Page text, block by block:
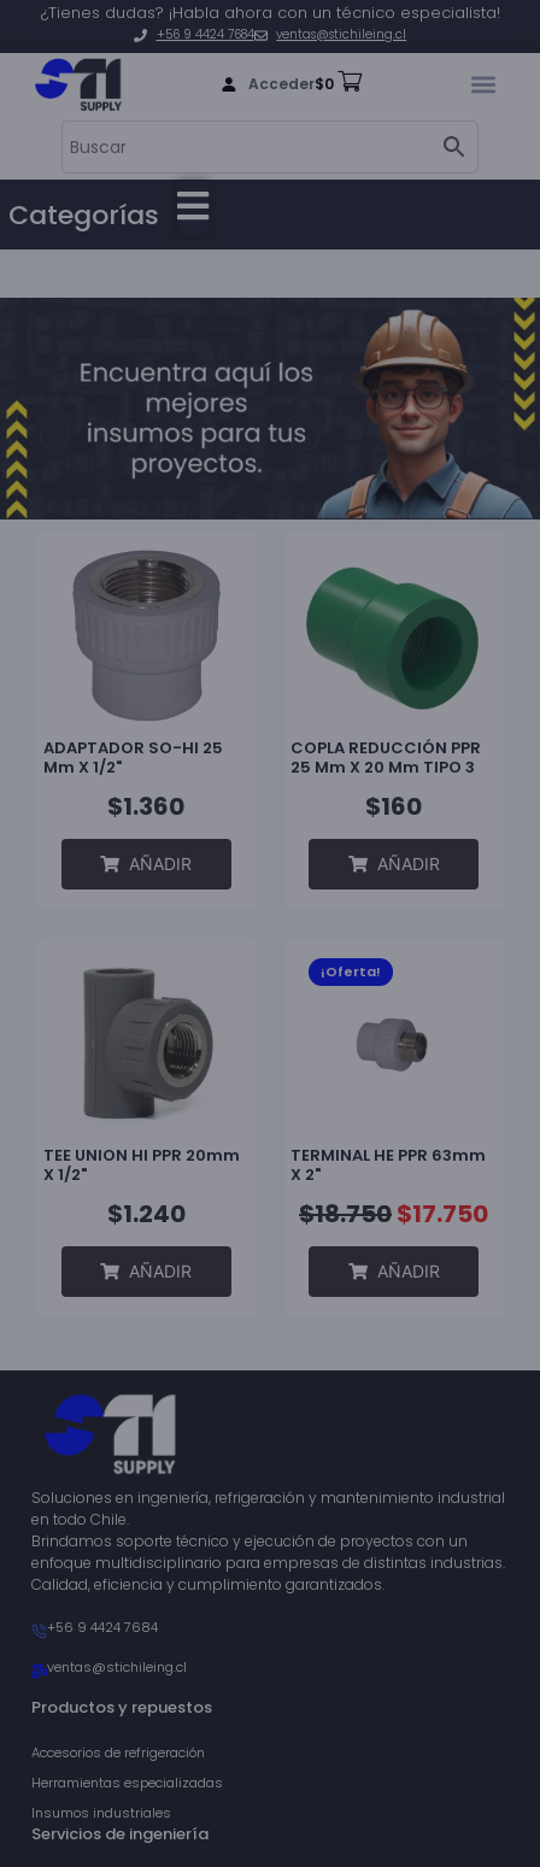
¿Tienes dudas? ¡Habla ahora con un técnico especialista!
+56 9 4424 7684 ventas@stichileing.cl
Acceder$0
Categorías
ADAPTADOR SO-HI 25
Mm X 1/2"
$1.360
AÑADIR
COPLA REDUCCIÓN PPR
25 Mm X 20 Mm TIPO 3
$160
AÑADIR
TEE UNION HI PPR 20mm
X 1/2"
$1.240
AÑADIR
TERMINAL HE PPR 63mm
X 2"
¡Oferta!
$18.750$17.750
AÑADIR
Soluciones en ingeniería, refrigeración y mantenimiento industrial
en todo Chile.
Brindamos soporte técnico y ejecución de proyectos con un
enfoque multidisciplinario para empresas de distintas industrias.
Calidad, eficiencia y cumplimiento garantizados.
+56 9 4424 7684
ventas@stichileing.cl
Productos y repuestos
Accesorios de refrigeración
Herramientas especializadas
Insumos industriales
Servicios de ingeniería